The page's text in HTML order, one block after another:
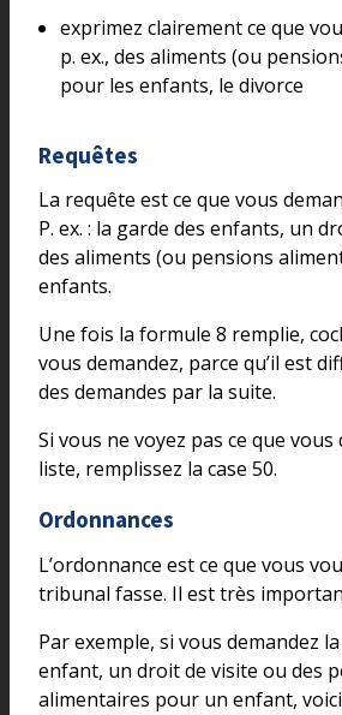
exprimez clairement ce que
p. ex., des aliments (ou
pour les enfants, le divorce
Requêtes
La requête est ce que vous
P. ex. : la garde des enfants, un
des aliments (ou pensions
enfants.
Une fois la formule 8 remplie,
vous demandez, parce qu’il est
des demandes par la suite.
Si vous ne voyez pas ce que vous
liste, remplissez la case 50.
Ordonnances
L’ordonnance est ce que vous
tribunal fasse. Il est très
Par exemple, si vous demandez
enfant, un droit de visite ou des
alimentaires pour un enfant,